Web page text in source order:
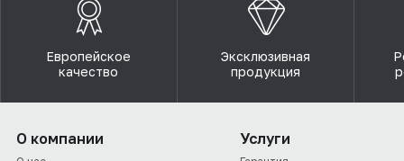
Европейское
качество
Эксклюзивная
продукция
О компании Услуги